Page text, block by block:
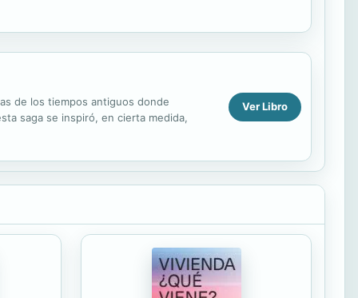
de los tiempos antiguos donde
saga se inspiró, en cierta medida,
Ver Libro